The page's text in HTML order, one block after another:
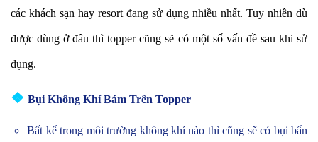
các khách sạn hay resort đang sử dụng nhiều nhất. Tuy nhiên dù
được dùng ở đâu thì topper cũng sẽ có một số vấn đề sau khi sử
dụng.
❖ Bụi Không Khí Bám Trên Topper
Bất kể trong môi trường không khí nào thì cũng sẽ có bụi bẩn